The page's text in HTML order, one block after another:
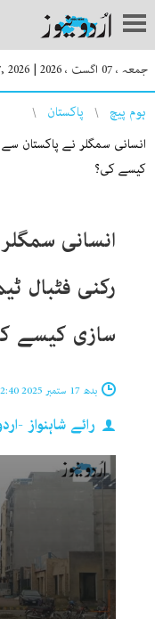
جمعہ ، 07 اگست ، 2026 |
2026
You are here
ہوم پیچ
پاکستان
کیسے کی؟
رکنی فٹبال
سازی کیسے
بدھ 17 ستمبر 2025 12:40
رائے شاہنواز -